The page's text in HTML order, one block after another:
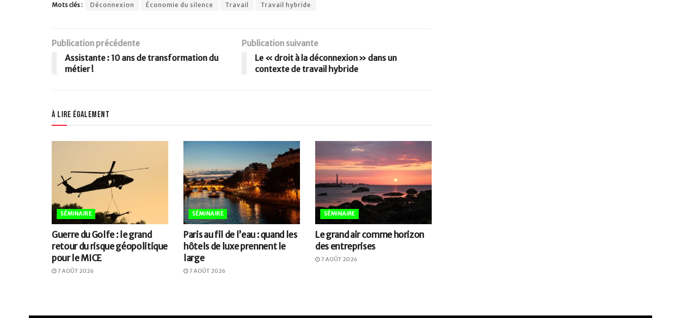
Mots clés : Déconnexion Économie du silence Travail Travail hybride
Publication précédente
Assistante : 10 ans de transformation du
métier !
Publication suivante
Le « droit à la déconnexion » dans un
contexte de travail hybride
À lire également
SÉMINAIRE
Guerre du Golfe : le grand
retour du risque géopolitique
pour le MICE
7 AOÛT 2026
SÉMINAIRE
Paris au fil de l’eau : quand les
hôtels de luxe prennent le
large
7 AOÛT 2026
SÉMINAIRE
Le grand air comme horizon
des entreprises
7 AOÛT 2026